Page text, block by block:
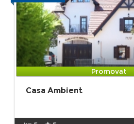
Promovat
Casa Ambient